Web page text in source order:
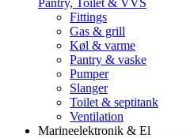
Pantry, Toilet & VVS
Fittings
Gas & grill
Køl & varme
Pantry & vaske
Pumper
Slanger
Toilet & septitank
Ventilation
Marineelektronik & El